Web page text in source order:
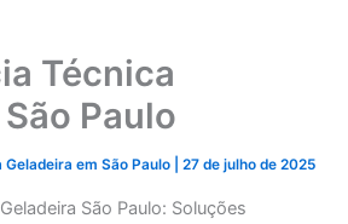
Técnica
Paulo
em São Paulo |27 de julho de 2025
São Paulo: Soluções